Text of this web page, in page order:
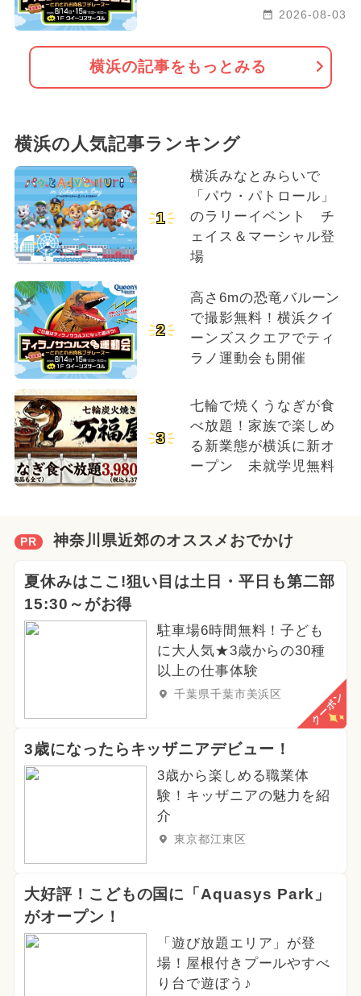
2026-08-03
横浜の記事をもっとみる
横浜の人気記事ランキング
1
横浜みなとみらいで
「パウ・パトロール」
のラリーイベント チ
ェイス＆マーシャル登
場
2
高さ6mの恐竜バルーン
で撮影無料！横浜クイ
ーンズスクエアでティ
ラノ運動会も開催
3
七輪で焼くうなぎが食
べ放題！家族で楽しめ
る新業態が横浜に新オ
ープン 未就学児無料
PR 神奈川県近郊のオススメおでかけ
夏休みはここ!狙い目は土日・平日も第二部
15:30～がお得
駐車場6時間無料！子ども
に大人気★3歳からの30種
以上の仕事体験
千葉県千葉市美浜区 クーポン
3歳になったらキッザニアデビュー！
3歳から楽しめる職業体
験！キッザニアの魅力を紹
介
東京都江東区
大好評！こどもの国に「Aquasys Park」
がオープン！
「遊び放題エリア」が登
場！屋根付きプールやすべ
り台で遊ぼう♪